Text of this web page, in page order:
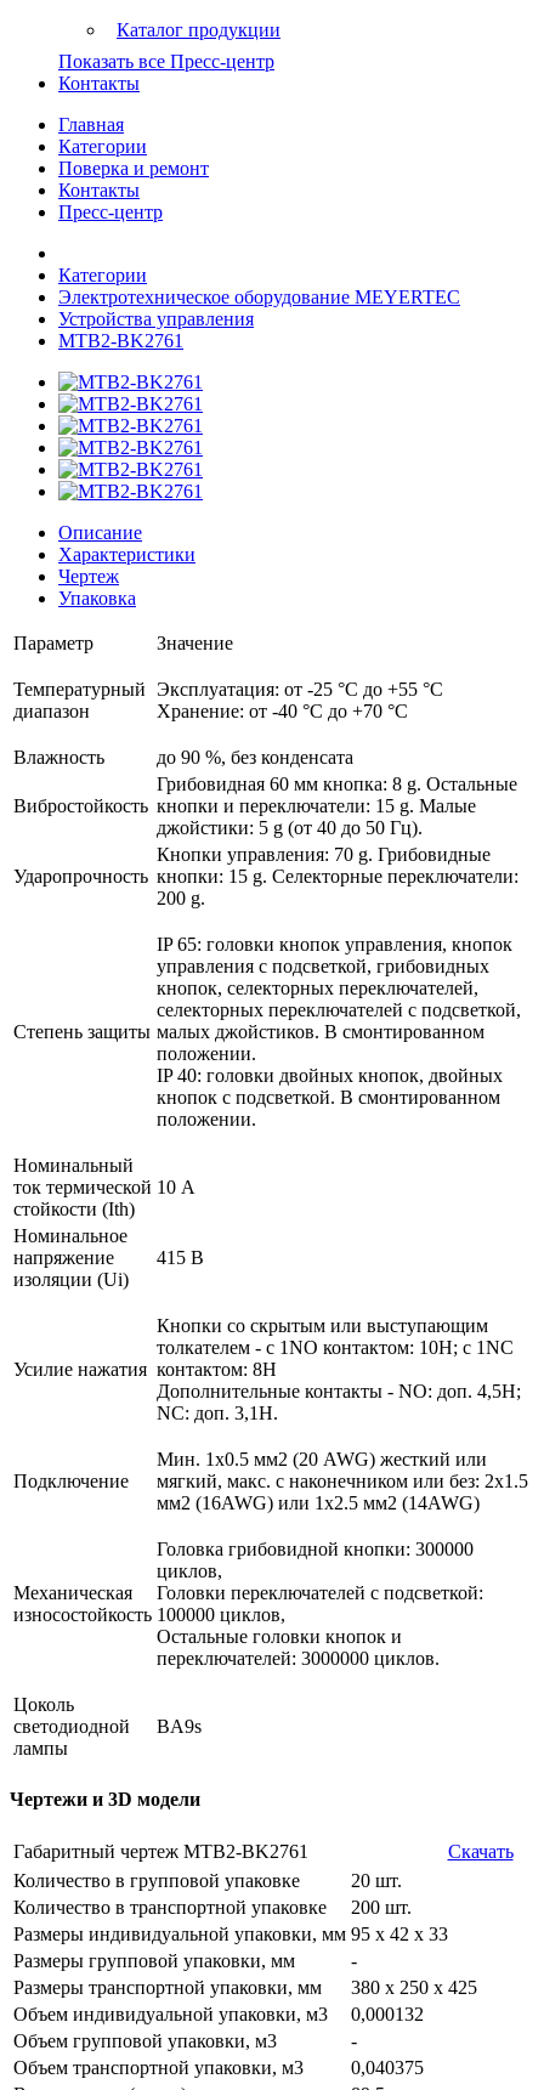
Каталог продукции
Показать все Пресс-центр
Контакты
Главная
Категории
Поверка и ремонт
Контакты
Пресс-центр
Категории
Электротехническое оборудование MEYERTEC
Устройства управления
MTB2-BK2761
Описание
Характеристики
Чертеж
Упаковка
Параметр Значение
Температурный
диапазон
Эксплуатация: от -25 °C до +55 °C
Хранение: от -40 °C до +70 °C
Влажность до 90 %, без конденсата
Вибростойкость
Грибовидная 60 мм кнопка: 8 g. Остальные
кнопки и переключатели: 15 g. Малые
джойстики: 5 g (от 40 до 50 Гц).
Ударопрочность
Кнопки управления: 70 g. Грибовидные
кнопки: 15 g. Селекторные переключатели:
200 g.
Степень защиты
IP 65: головки кнопок управления, кнопок
управления с подсветкой, грибовидных
кнопок, селекторных переключателей,
селекторных переключателей с подсветкой,
малых джойстиков. В смонтированном
положении.
IP 40: головки двойных кнопок, двойных
кнопок с подсветкой. В смонтированном
положении.
Номинальный
ток термической
стойкости (Ith)
10 А
Номинальное
напряжение
изоляции (Ui)
415 В
Усилие нажатия
Кнопки со скрытым или выступающим
толкателем - с 1NO контактом: 10Н; с 1NC
контактом: 8Н
Дополнительные контакты - NO: доп. 4,5Н;
NC: доп. 3,1Н.
Подключение
Мин. 1х0.5 мм2 (20 AWG) жесткий или
мягкий, макс. c наконечником или без: 2х1.5
мм2 (16AWG) или 1х2.5 мм2 (14AWG)
Механическая
износостойкость
Головка грибовидной кнопки: 300000
циклов,
Головки переключателей с подсветкой:
100000 циклов,
Остальные головки кнопок и
переключателей: 3000000 циклов.
Цоколь
светодиодной
лампы
BA9s
Чертежи и 3D модели
Габаритный чертеж MTB2-BK2761
Скачать
Количество в групповой упаковке
20 шт.
Количество в транспортной упаковке
200 шт.
Размеры индивидуальной упаковки, мм 95 х 42 х 33
Размеры групповой упаковки, мм
-
Размеры транспортной упаковки, мм
380 х 250 х 425
Объем индивидуальной упаковки, м3
0,000132
Объем групповой упаковки, м3
-
Объем транспортной упаковки, м3
0,040375